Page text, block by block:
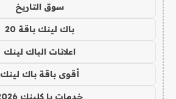
سوق التاريخ
باك لينك باقة 20
اعلانات الباك لينك
أقوى باقة باك لينك
خدمات با كلينك 2026